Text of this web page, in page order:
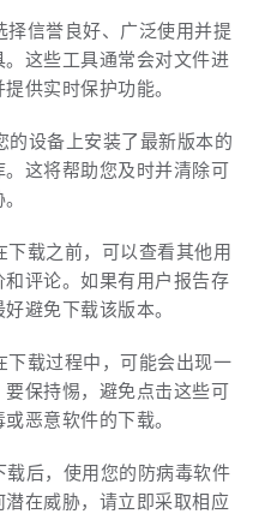
信誉良好、广泛使用并提
这些工具通常会对文件进
供实时保护功能。
设备上安装了最新版本的
这将帮助您及时并清除可
载之前，可以查看其他用
评论。如果有用户报告存
避免下载该版本。
载过程中，可能会出现一
保持惕，避免点击这些可
恶意软件的下载。
后，使用您的防病毒软件
在威胁，请立即采取相应